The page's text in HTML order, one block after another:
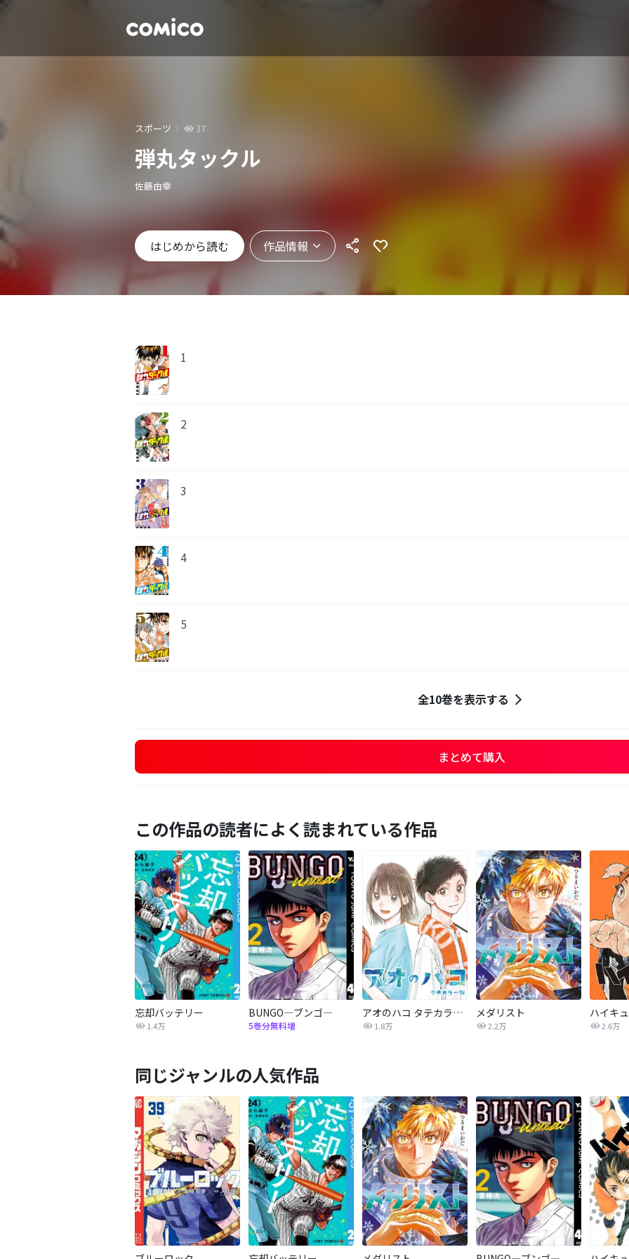
スポーツ 37
弾丸タックル
佐藤由幸
はじめから読む 作品情報
1
2
3
4
5
全10巻を表示する
まとめて購入
この作品の読者によく読まれている作品
忘却バッテリー
1.4万
BUNGO―ブンゴ―
5巻分無料増
アオのハコ タテカラー版【タテヨミ】
1.8万
メダリスト
2.2万 2.6万
同じジャンルの人気作品